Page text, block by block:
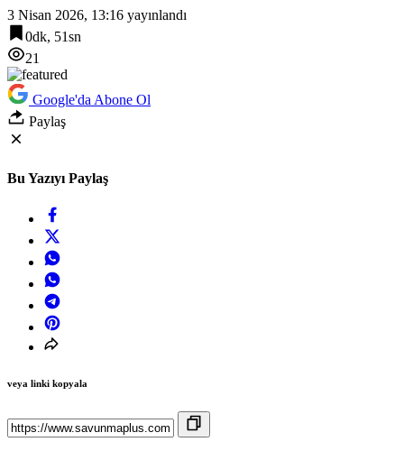
3 Nisan 2026, 13:16 yayınlandı
0dk, 51sn
21
Google'da Abone Ol
Paylaş
Bu Yazıyı Paylaş
veya linki kopyala